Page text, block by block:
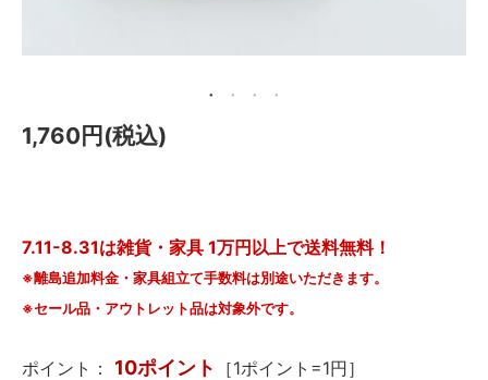
1,760円(税込)
7.11-8.31は雑貨・家具 1万円以上で送料無料！
※離島追加料金・家具組立て手数料は別途いただきます。
※セール品・アウトレット品は対象外です。
ポイント： 10ポイント ［1ポイント=1円］